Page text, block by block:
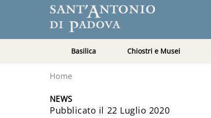
Basilica Chiostri e Musei
Home
NEWS
Pubblicato il 22 Luglio 2020